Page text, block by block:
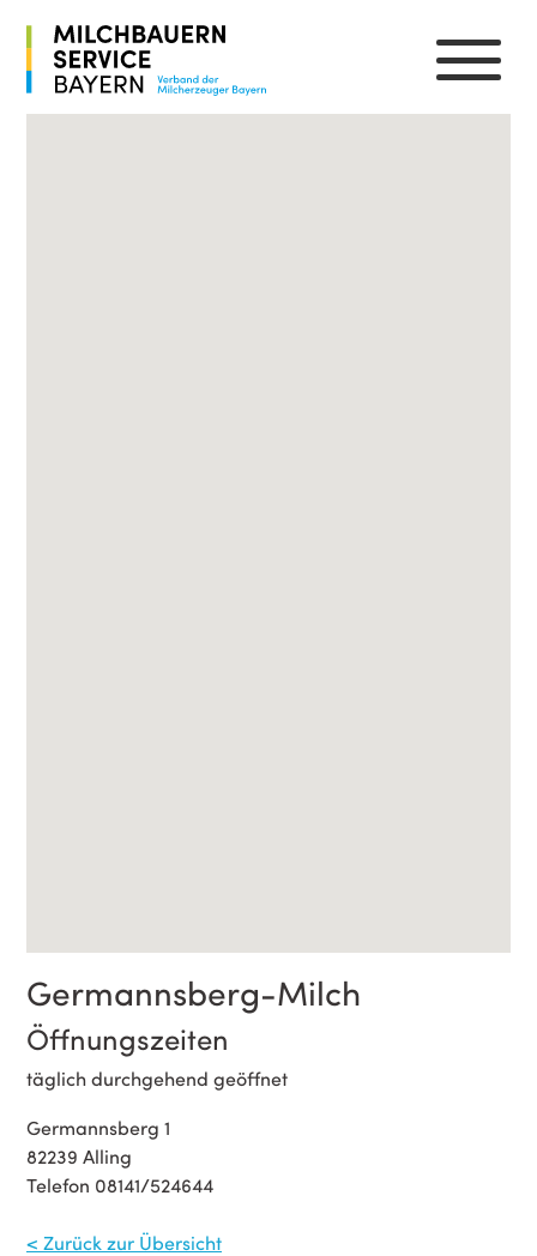
Germannsberg-Milch
Öffnungszeiten
täglich durchgehend geöffnet
Germannsberg 1
82239 Alling
Telefon 08141/524644
< Zurück zur Übersicht